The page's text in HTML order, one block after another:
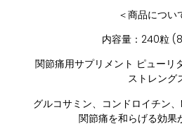
＜商品につい
内容量：240粒
関節痛用サプリメント ピューリ
ストレング
グルコサミン、コンドロイチン
関節痛を和らげる効果